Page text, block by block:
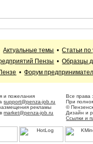
Актуальные темы •Статьи
Пензы •Образцы
•Форум
и пожелания
support@penza-job.ru
рекламы
вmarket@penza-job.ru
Все права
При
©
Дизайн и
Ссылки и